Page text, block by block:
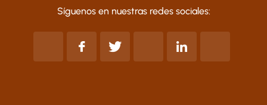
Síguenos en nuestras redes sociales: